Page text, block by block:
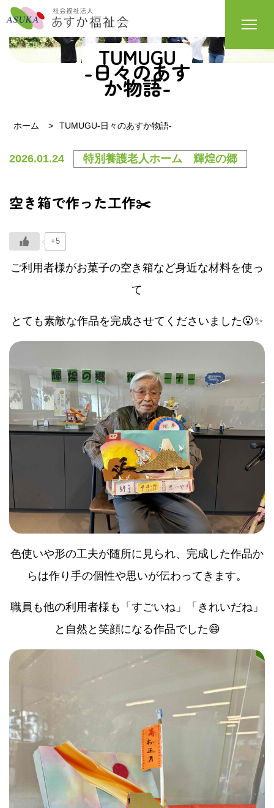
TUMUGU
-日々のあす
か物語-
ホーム TUMUGU-日々のあすか物語-
2026.01.24 特別養護老人ホーム 輝煌の郷
空き箱で作った工作✂️
+5
ご利用者様がお菓子の空き箱など身近な材料を使っ
て
とても素敵な作品を完成させてくださいました😮✨
色使いや形の工夫が随所に見られ、完成した作品か
らは作り手の個性や思いが伝わってきます。
職員も他の利用者様も「すごいね」「きれいだね」
と自然と笑顔になる作品でした😄